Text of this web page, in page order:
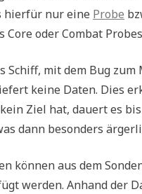
hierfür nur eine Probe
Core oder Combat
Schiff, mit dem Bug
keine Daten. Dies
Ziel hat, dauert es
dann besonders
können aus dem
werden. Anhand der